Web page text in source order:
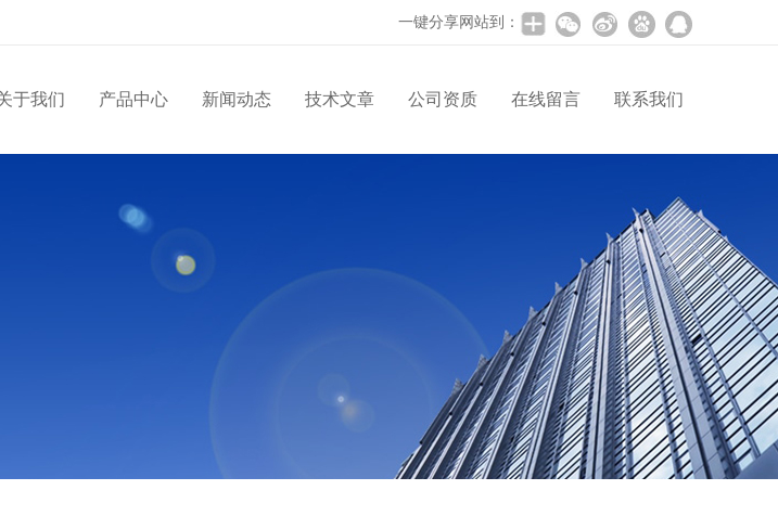
一键分享网站到：
于我们 产品中心 新闻动态 技术文章 公司资质 在线留言 联系我们